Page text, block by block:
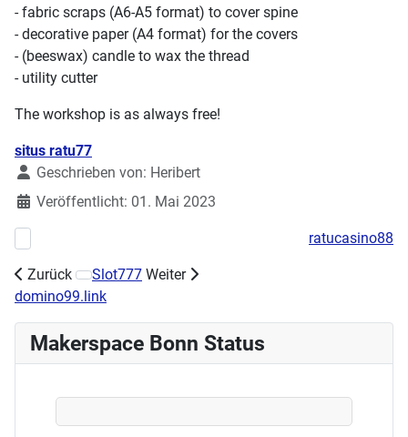
- fabric scraps (A6-A5 format) to cover spine
- decorative paper (A4 format) for the covers
- (beeswax) candle to wax the thread
- utility cutter
The workshop is as always free!
Details
situs ratu77
Geschrieben von: Heribert
Veröffentlicht: 01. Mai 2023
Vorheriger Beitrag: Handarbeitstreff 07.05.2023 11:00 - 15:00 Uhr
ratucasino88
Zurück
Nächster Beitrag: Makerspace hilft bei historischer
Slot777 Weiter
domino99.link
Makerspace Bonn Status